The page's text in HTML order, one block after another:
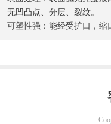
无凹凸点、分层、裂纹。
可塑性强：能经受扩口，缩